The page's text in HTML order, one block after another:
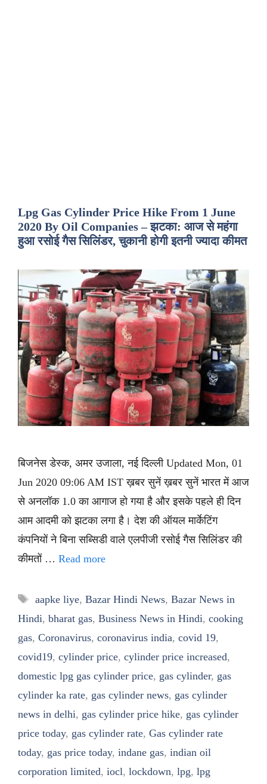
Lpg Gas Cylinder Price Hike From 1 June
2020 By Oil Companies – झटका: आज से महंगा
हुआ रसोई गैस सिलिंडर, चुकानी होगी इतनी ज्यादा कीमत
बिजनेस डेस्क, अमर उजाला, नई दिल्ली Updated Mon, 01
Jun 2020 09:06 AM IST ख़बर सुनें ख़बर सुनें भारत में आज
से अनलॉक 1.0 का आगाज हो गया है और इसके पहले ही दिन
आम आदमी को झटका लगा है। देश की ऑयल मार्केटिंग
कंपनियों ने बिना सब्सिडी वाले एलपीजी रसोई गैस सिलिंडर की
कीमतों … Read more
Tags
aapke liye, Bazar Hindi News, Bazar News in
Hindi, bharat gas, Business News in Hindi, cooking
gas, Coronavirus, coronavirus india, covid 19,
covid19, cylinder price, cylinder price increased,
domestic lpg gas cylinder price, gas cylinder, gas
cylinder ka rate, gas cylinder news, gas cylinder
news in delhi, gas cylinder price hike, gas cylinder
price today, gas cylinder rate, Gas cylinder rate
today, gas price today, indane gas, indian oil
corporation limited, iocl, lockdown, lpg, lpg